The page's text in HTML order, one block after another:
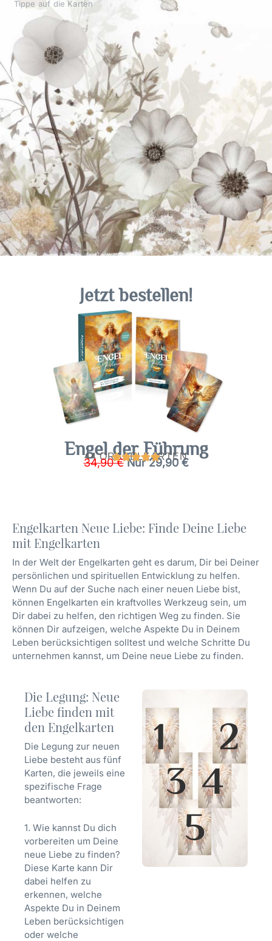
Tippe auf die Karten
Jetzt bestellen!
Engel der Führung
44 ORAKELKARTEN
34,90€Ursprünglicher
Nur 29,90€
Engelkarten Neue Liebe: Finde Deine Liebe
mit Engelkarten
In der Welt der Engelkarten geht es darum, Dir bei Deiner
persönlichen und spirituellen Entwicklung zu helfen.
Wenn Du auf der Suche nach einer neuen Liebe bist,
können Engelkarten ein kraftvolles Werkzeug sein, um
Dir dabei zu helfen, den richtigen Weg zu finden. Sie
können Dir aufzeigen, welche Aspekte Du in Deinem
Leben berücksichtigen solltest und welche Schritte Du
unternehmen kannst, um Deine neue Liebe zu finden.
Die Legung: Neue
Liebe finden mit
den Engelkarten
Die Legung zur neuen
Liebe besteht aus fünf
Karten, die jeweils eine
spezifische Frage
beantworten:
1. Wie kannst Du dich
vorbereiten um Deine
neue Liebe zu finden?
Diese Karte kann Dir
dabei helfen zu
erkennen, welche
Aspekte Du in Deinem
Leben berücksichtigen
oder welche